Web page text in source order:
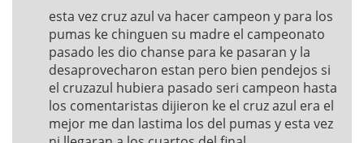
esta vez cruz azul va hacer campeon y para los
pumas ke chinguen su madre el campeonato
pasado les dio chanse para ke pasaran y la
desaprovecharon estan pero bien pendejos si
el cruzazul hubiera pasado seri campeon hasta
los comentaristas dijieron ke el cruz azul era el
mejor me dan lastima los del pumas y esta vez